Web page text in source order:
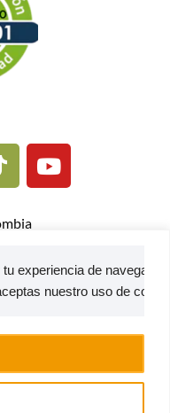
experiencia de
Metalcof